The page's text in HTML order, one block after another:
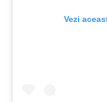
Vezi